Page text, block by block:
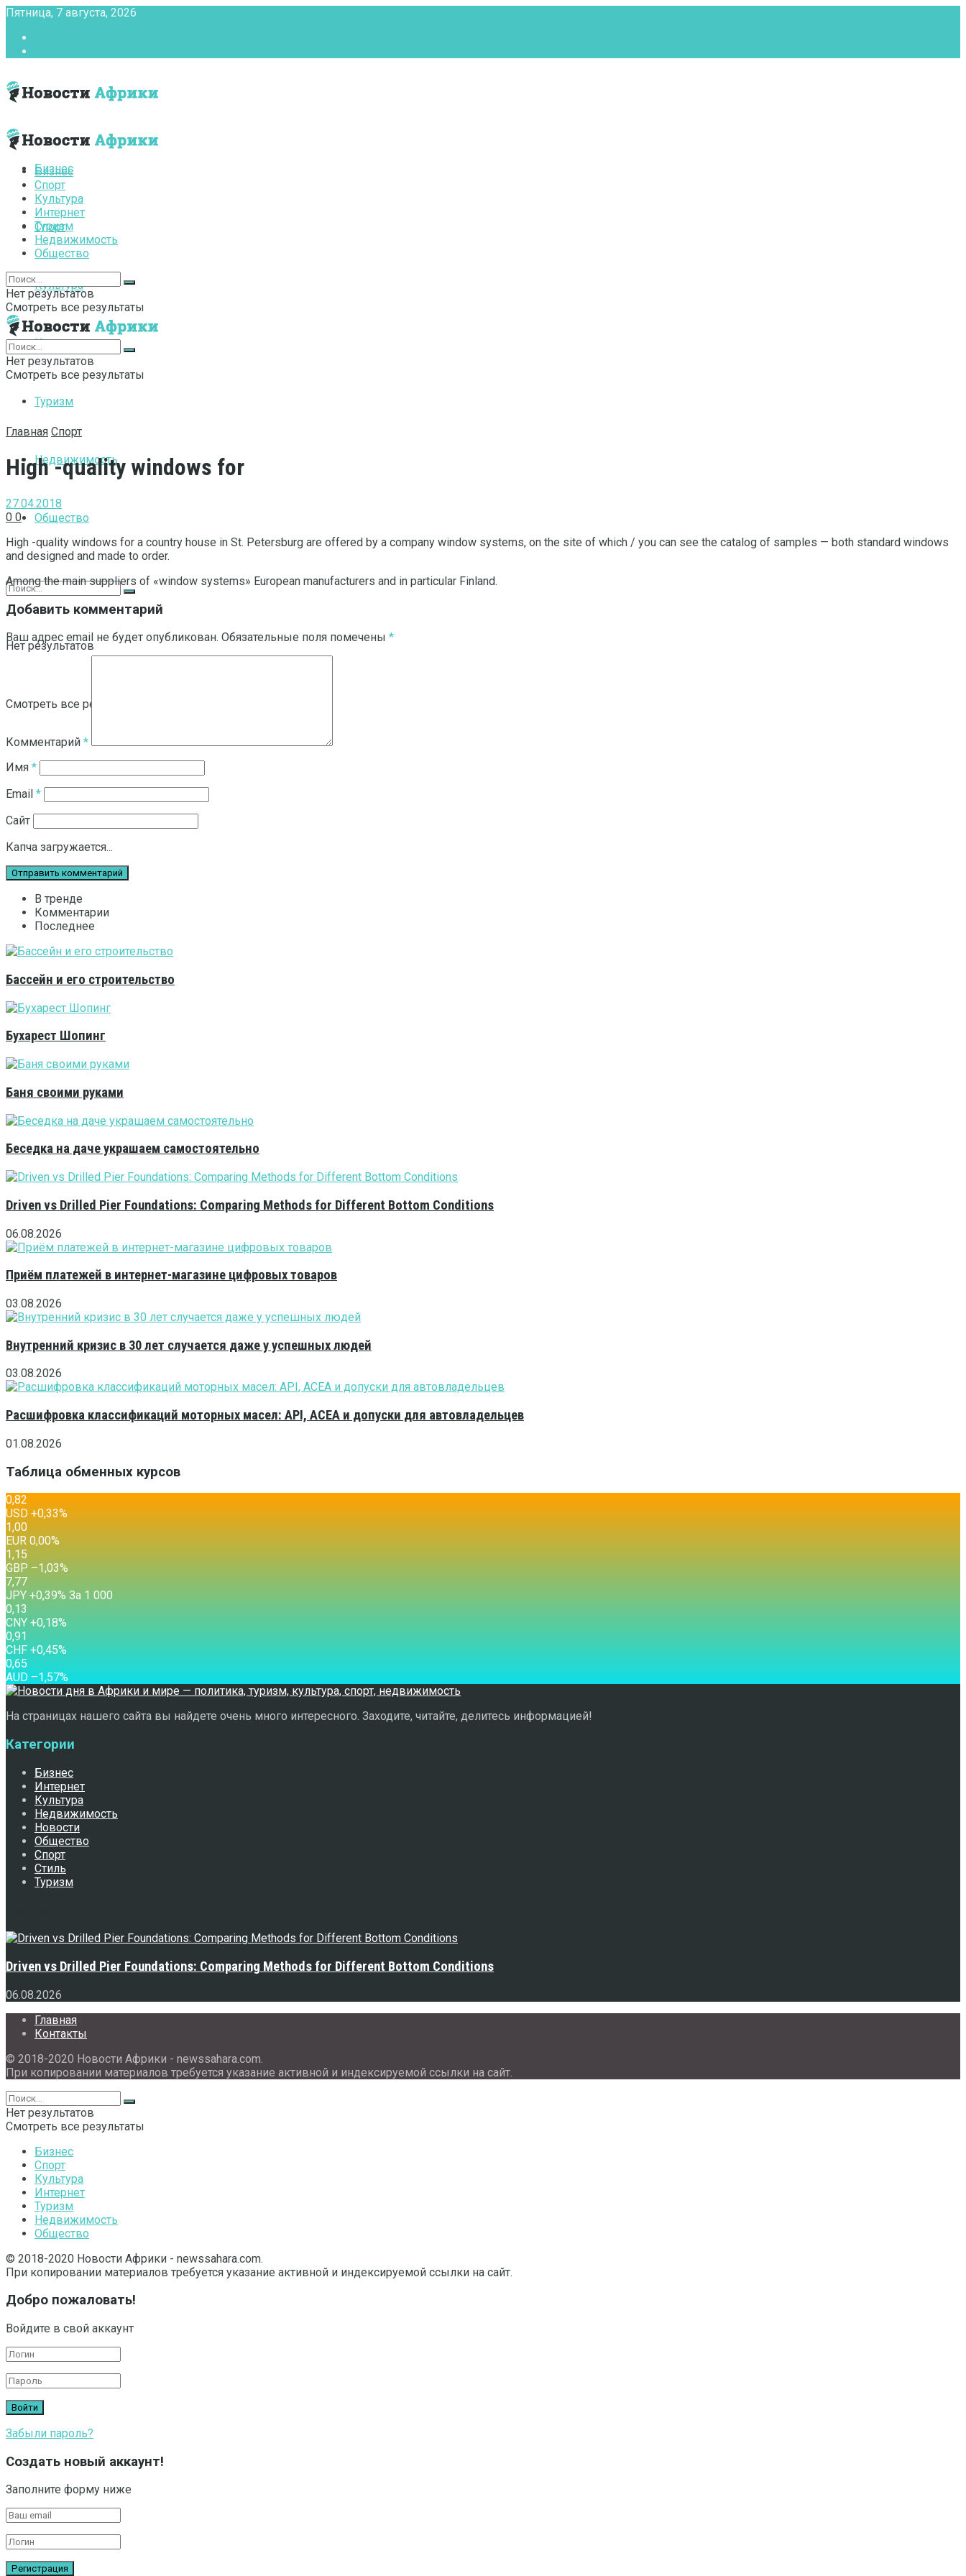
Пятница, 7 августа, 2026
Бизнес
Спорт
Культура
Интернет
Туризм
Недвижимость
Общество
Нет результатов
Смотреть все результаты
Бизнес
Спорт
Культура
Интернет
Туризм
Недвижимость
Общество
Нет результатов
Смотреть все результаты
Нет результатов
Смотреть все результаты
Главная Спорт
High -quality windows for
27.04.2018
0 0
High -quality windows for a country house in St. Petersburg are offered by a company window systems, on the site of which / you can see the catalog of samples — both standard windows
and designed and made to order.
Among the main suppliers of «window systems» European manufacturers and in particular Finland.
Добавить комментарий
Ваш адрес email не будет опубликован. Обязательные поля помечены *
Комментарий *
Имя *
Email *
Сайт
Капча загружается...
В тренде
Комментарии
Последнее
Бассейн и его строительство
Бухарест Шопинг
Баня своими руками
Беседка на даче украшаем самостоятельно
Driven vs Drilled Pier Foundations: Comparing Methods for Different Bottom Conditions
06.08.2026
Приём платежей в интернет-магазине цифровых товаров
03.08.2026
Внутренний кризис в 30 лет случается даже у успешных людей
03.08.2026
Расшифровка классификаций моторных масел: API, ACEA и допуски для автовладельцев
01.08.2026
Таблица обменных курсов
0,82
USD +0,33%
1,00
EUR 0,00%
1,15
GBP –1,03%
7,77
JPY +0,39% За 1 000
0,13
CNY +0,18%
0,91
CHF +0,45%
0,65
AUD –1,57%
На страницах нашего сайта вы найдете очень много интересного. Заходите, читайте, делитесь информацией!
Категории
Бизнес
Интернет
Культура
Недвижимость
Новости
Общество
Спорт
Стиль
Туризм
Driven vs Drilled Pier Foundations: Comparing Methods for Different Bottom Conditions
06.08.2026
Главная
Контакты
© 2018-2020 Новости Африки - newssahara.com.
При копировании материалов требуется указание активной и индексируемой ссылки на сайт.
Нет результатов
Смотреть все результаты
Бизнес
Спорт
Культура
Интернет
Туризм
Недвижимость
Общество
© 2018-2020 Новости Африки - newssahara.com.
При копировании материалов требуется указание активной и индексируемой ссылки на сайт.
Добро пожаловать!
Войдите в свой аккаунт
Забыли пароль?
Создать новый аккаунт!
Заполните форму ниже